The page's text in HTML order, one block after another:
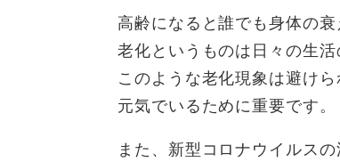
高齢になると誰でも身体の
老化というものは日々の生
このような老化現象は避け
元気でいるために重要です。
また、新型コロナウイルス